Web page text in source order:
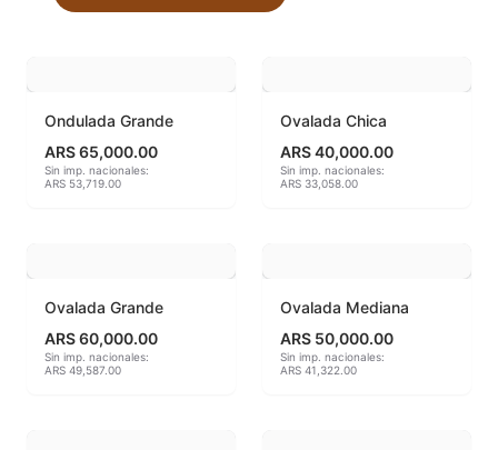
Alambre Kanthal
Bizcochos cerámicos
Conos pirometricos Orton
Ondulada Grande
ARS 65,000.00
Sin imp. nacionales:
ARS 53,719.00
Ovalada Chica
ARS 40,000.00
Sin imp. nacionales:
ARS 33,058.00
Ovalada Grande
ARS 60,000.00
Sin imp. nacionales:
ARS 49,587.00
Ovalada Mediana
ARS 50,000.00
Sin imp. nacionales:
ARS 41,322.00